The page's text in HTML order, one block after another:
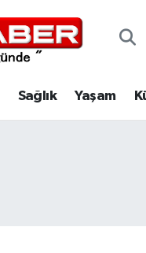
Sağlık Yaşam